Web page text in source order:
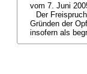
vom 7. Juni
Der
Gründen der
insofern als